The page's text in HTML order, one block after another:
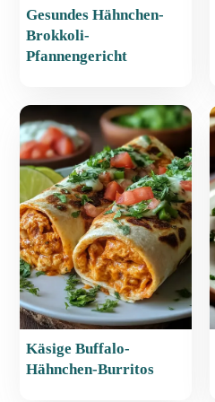
Gesundes Hähnchen-
Brokkoli-
Pfannengericht
Käsige Buffalo-
Hähnchen-Burritos